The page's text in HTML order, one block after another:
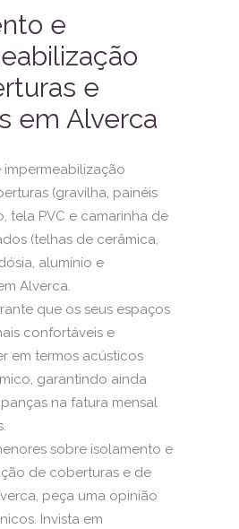
e
e
em Alverca
impermeabilização
(gravilha, painéis
tela PVC e camarinha de
(telhas de cerâmica,
alumínio e
Alverca.
que os seus espaços
confortáveis e
em termos acústicos
garantindo ainda
na fatura mensal
sobre isolamento e
de coberturas e de
peça uma opinião
Invista em